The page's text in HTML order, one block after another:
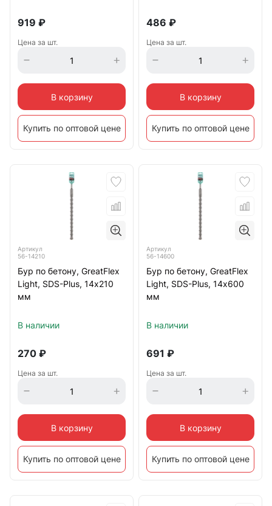
919 ₽
Цена за шт.
В корзину
Купить по оптовой цене
486 ₽
Цена за шт.
В корзину
Купить по оптовой цене
Артикул
56-14210
Бур по бетону, GreatFlex
Light, SDS-Plus, 14х210
мм
В наличии
270 ₽
Цена за шт.
В корзину
Купить по оптовой цене
Артикул
56-14600
Бур по бетону, GreatFlex
Light, SDS-Plus, 14х600
мм
В наличии
691 ₽
Цена за шт.
В корзину
Купить по оптовой цене